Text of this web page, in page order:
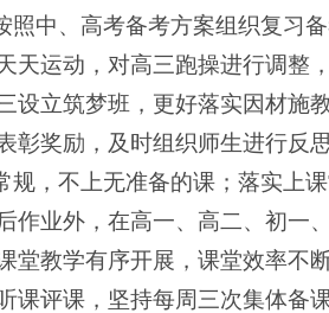
中、高考备考方案组织复习
天运动，对高三跑操进行调整
设立筑梦班，更好落实因材施
奖励，及时组织师生进行反
，不上无准备的课；落实上
作业外，在高一、高二、初一
堂教学有序开展，课堂效率不
课评课，坚持每周三次集体备